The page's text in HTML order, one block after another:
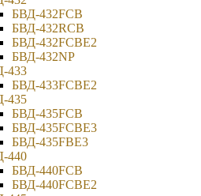
БВД-432FCB
БВД-432RCB
БВД-432FCBE2
БВД-432NP
433
БВД-433FCBE2
435
БВД-435FCB
БВД-435FCBE3
БВД-435FBE3
440
БВД-440FCB
БВД-440FCBE2